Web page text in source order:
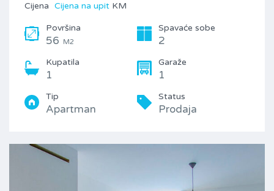
Cijena Cijena na upit KM
Površina
56 M2
Spavaće sobe
2
Kupatila
1
Garaže
1
Tip
Apartman
Status
Prodaja